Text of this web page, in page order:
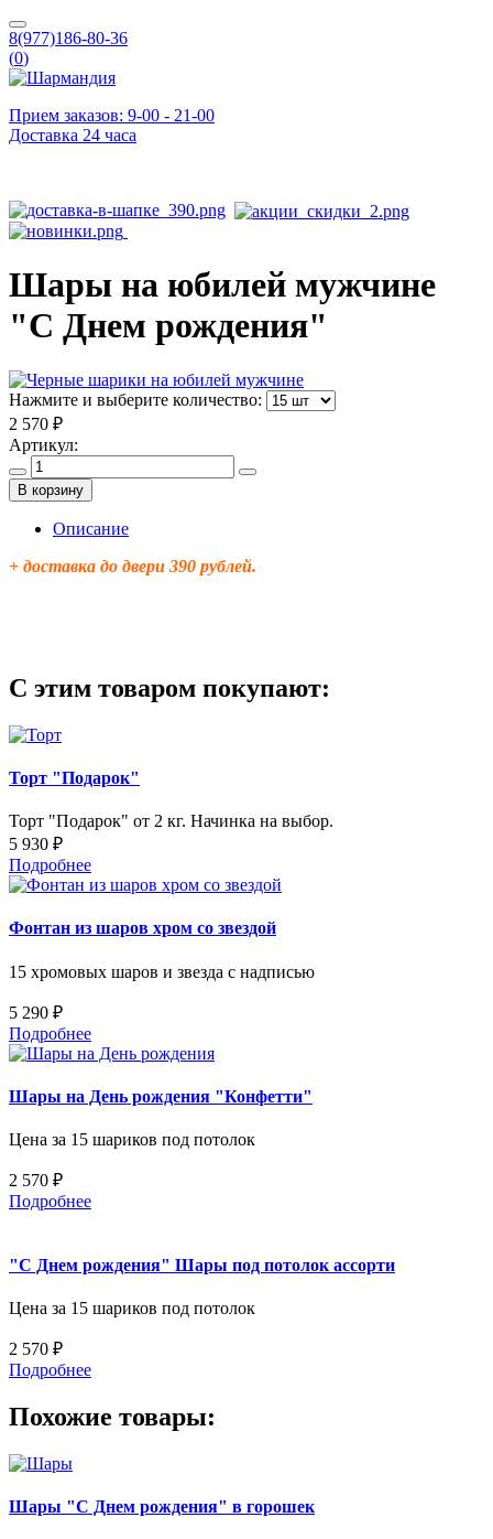
8(977)186-80-36
(0)
Прием заказов: 9-00 - 21-00
Доставка 24 часа
Шары на юбилей мужчине
"С Днем рождения"
Нажмите и выберите количество:
2 570 ₽
Артикул:
В корзину
Описание
+ доставка до двери 390 рублей.
С этим товаром покупают:
Торт "Подарок"
Торт "Подарок" от 2 кг. Начинка на выбор.
5 930 ₽
Подробнее
Фонтан из шаров хром со звездой
15 хромовых шаров и звезда с надписью
5 290 ₽
Подробнее
Шары на День рождения "Конфетти"
Цена за 15 шариков под потолок
2 570 ₽
Подробнее
"С Днем рождения" Шары под потолок ассорти
Цена за 15 шариков под потолок
2 570 ₽
Подробнее
Похожие товары:
Шары "С Днем рождения" в горошек